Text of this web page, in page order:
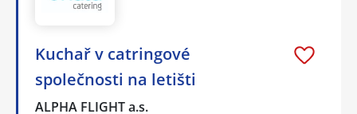
Kuchař v catringové
společnosti na letišti
ALPHA FLIGHT a.s.